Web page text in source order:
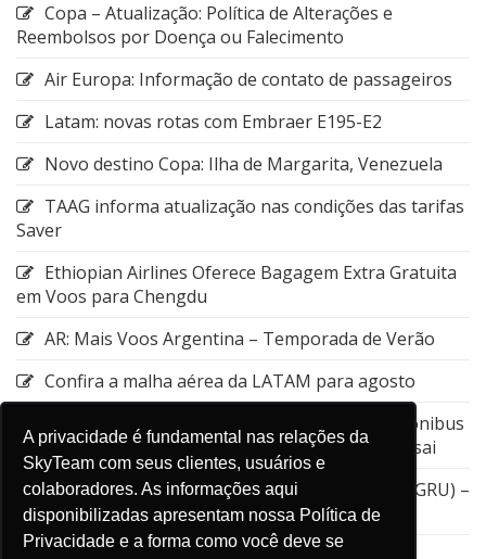
A privacidade é fundamental nas relações da
SkyTeam com seus clientes, usuários e
colaboradores. As informações aqui
disponibilizadas apresentam nossa Política de
Privacidade e a forma como você deve se
Copa – Atualização: Política de Alterações e
Reembolsos por Doença ou Falecimento
Air Europa: Informação de contato de passageiros
Latam: novas rotas com Embraer E195-E2
Novo destino Copa: Ilha de Margarita, Venezuela
TAAG informa atualização nas condições das tarifas
Saver
Ethiopian Airlines Oferece Bagagem Extra Gratuita
em Voos para Chengdu
AR: Mais Voos Argentina – Temporada de Verão
Confira a malha aérea da LATAM para agosto
Emirates: Alteração do local de embarque do ônibus
entre a Estação de Nagoya e o Aeroporto de Kansai
GOL: Cancelamento da rota entre Guarulhos (GRU) –
Aruba (AUA)